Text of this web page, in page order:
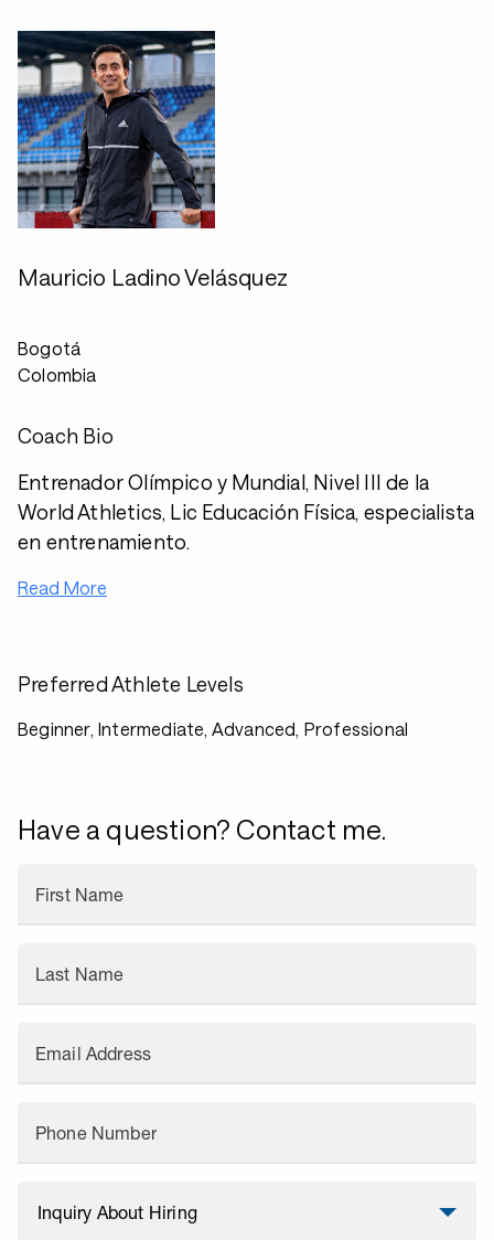
Mauricio Ladino Velásquez
Bogotá
Colombia
Coach Bio
Entrenador Olímpico y Mundial, Nivel III de la
World Athletics, Lic Educación Física, especialista
en entrenamiento.
Read More
Preferred Athlete Levels
Beginner, Intermediate, Advanced, Professional
Have a question? Contact me.
First Name
Last Name
Email Address
Phone Number